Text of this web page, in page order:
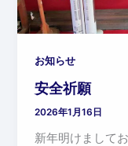
お知らせ
安全祈願
2026年1月16日
新年明けまして